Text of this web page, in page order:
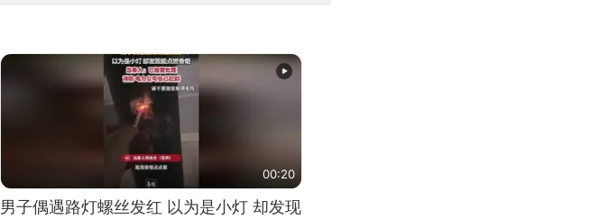
00:20
男子偶遇路灯螺丝发红 以为是小灯 却发现